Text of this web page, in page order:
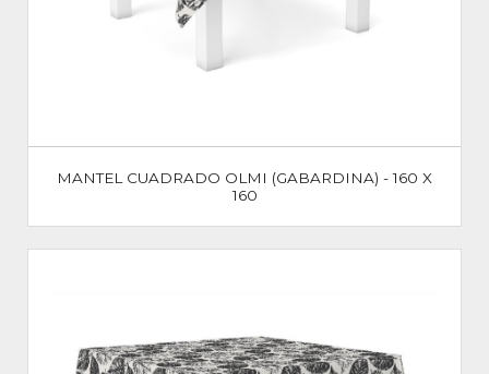
MANTEL CUADRADO OLMI (GABARDINA) - 160 X
160